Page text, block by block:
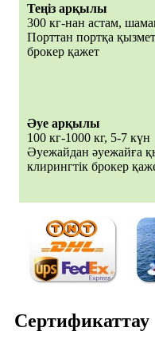
Теңіз арқылы
300 кг-нан астам,
Порттан портқа қызмет
брокер қажет
Әуе арқылы
100 кг-1000 кг, 5-7 күн
Әуежайдан әуежайға
клирингтік брокер
Сертификаттау